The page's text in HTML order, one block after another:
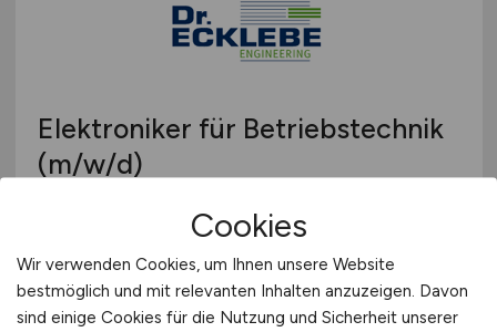
Elektroniker für Betriebstechnik
(m/w/d)
Dr. Ecklebe Engineering GmbH
29.07.2026
Göttingen
Cookies
Wir verwenden Cookies, um Ihnen unsere Website
bestmöglich und mit relevanten Inhalten anzuzeigen. Davon
sind einige Cookies für die Nutzung und Sicherheit unserer